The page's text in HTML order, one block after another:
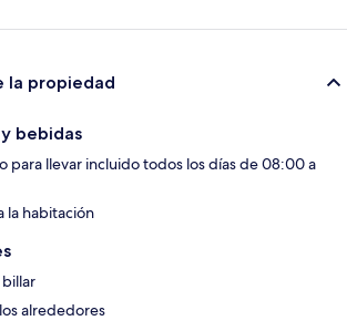
la propiedad
bebidas
para llevar incluido todos los días de 08:00 a
la habitación
alrededores